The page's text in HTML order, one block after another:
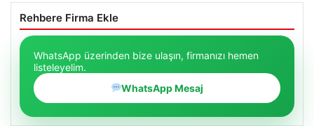
Rehbere Firma Ekle
WhatsApp üzerinden bize ulaşın, firmanızı hemen
listeleyelim.
WhatsApp Mesaj